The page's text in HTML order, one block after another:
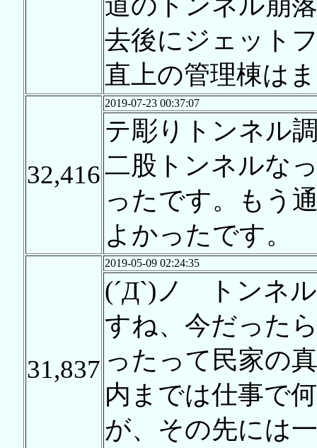
去後にジェット
直上の管理棟は
32,416
2019-07-23 00:37:07
テ彫りトンネル
二股トンネルな
ったです。もう
よかったです。
31,837
2019-05-09 02:24:35
(´Д`)ノ トンネ
すね、今だった
ったって民家の
内までは仕事で
が、その先には